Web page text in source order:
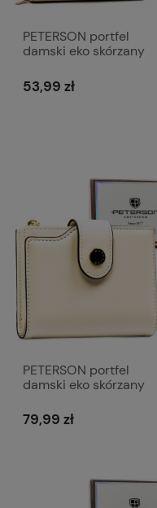
PETERSON portfel
damski eko skórzany
suwakiem P233 beżowy
53,99 zł
PETERSON portfel
damski eko skórzany
suwakiem P238 beżowy
79,99 zł